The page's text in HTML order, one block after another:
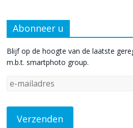
Abonneer u
Blijf op de hoogte van de laatste
m.b.t. smartphoto group.